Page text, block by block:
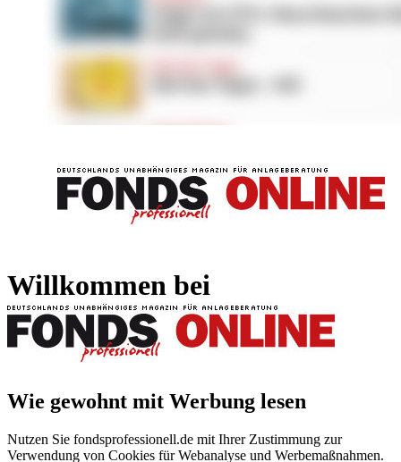
Willkommen bei
Wie gewohnt mit Werbung lesen
Nutzen Sie fondsprofessionell.de mit Ihrer Zustimmung zur
Verwendung von Cookies für Webanalyse und Werbemaßnahmen.